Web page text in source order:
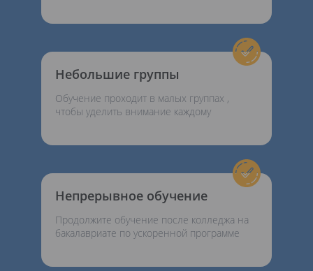
Небольшие группы
Обучение проходит в малых группах ,
чтобы уделить внимание каждому
Непрерывное обучение
Продолжите обучение после колледжа на
бакалавриате по ускоренной программе